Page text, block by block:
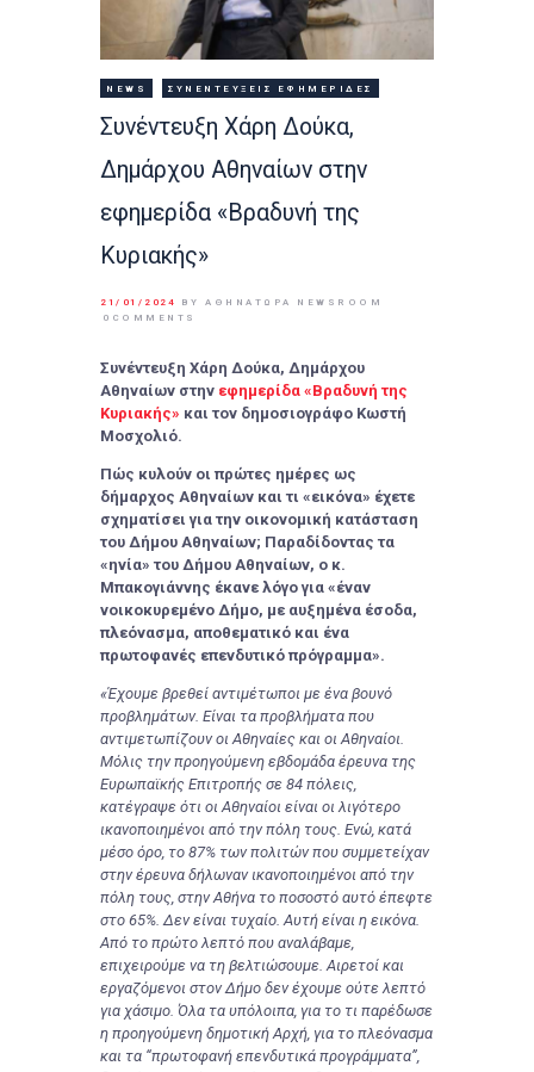
NEWS ΣΥΝΕΝΤΕΎΞΕΙΣ ΕΦΗΜΕΡΊΔΕΣ
Συνέντευξη Χάρη Δούκα,
Δημάρχου Αθηναίων στην
εφημερίδα «Βραδυνή της
Κυριακής»
21/01/2024
BY ΑΘΉΝΑΤΩΡΑ NEWSROOM
0 COMMENTS
Συνέντευξη Χάρη Δούκα, Δημάρχου
Αθηναίων στην εφημερίδα «Βραδυνή της
Κυριακής» και τον δημοσιογράφο Κωστή
Μοσχολιό.
Πώς κυλούν οι πρώτες ημέρες ως
δήμαρχος Αθηναίων και τι «εικόνα» έχετε
σχηματίσει για την οικονομική κατάσταση
του Δήμου Αθηναίων; Παραδίδοντας τα
«ηνία» του Δήμου Αθηναίων, ο κ.
Μπακογιάννης έκανε λόγο για «έναν
νοικοκυρεμένο Δήμο, με αυξημένα έσοδα,
πλεόνασμα, αποθεματικό και ένα
πρωτοφανές επενδυτικό πρόγραμμα».
«Έχουμε βρεθεί αντιμέτωποι με ένα βουνό
προβλημάτων. Είναι τα προβλήματα που
αντιμετωπίζουν οι Αθηναίες και οι Αθηναίοι.
Μόλις την προηγούμενη εβδομάδα έρευνα της
Ευρωπαϊκής Επιτροπής σε 84 πόλεις,
κατέγραψε ότι οι Αθηναίοι είναι οι λιγότερο
ικανοποιημένοι από την πόλη τους. Ενώ, κατά
μέσο όρο, το 87% των πολιτών που συμμετείχαν
στην έρευνα δήλωναν ικανοποιημένοι από την
πόλη τους, στην Αθήνα το ποσοστό αυτό έπεφτε
στο 65%. Δεν είναι τυχαίο. Αυτή είναι η εικόνα.
Από το πρώτο λεπτό που αναλάβαμε,
επιχειρούμε να τη βελτιώσουμε. Αιρετοί και
εργαζόμενοι στον Δήμο δεν έχουμε ούτε λεπτό
για χάσιμο. Όλα τα υπόλοιπα, για το τι παρέδωσε
η προηγούμενη δημοτική Αρχή, για το πλεόνασμα
και τα “πρωτοφανή επενδυτικά προγράμματα”,